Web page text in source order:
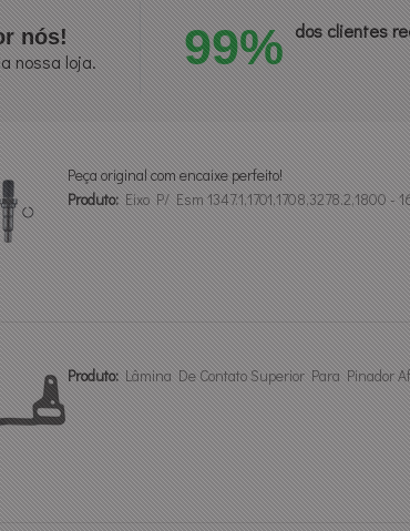
nós!
nossa loja. 99% dos clientes
Peça original com encaixe perfeito!
Produto:Eixo P/ Esm 1347.1,1701,1708,3278.2,1800 -
Produto:Lâmina De Contato Superior Para Pinador